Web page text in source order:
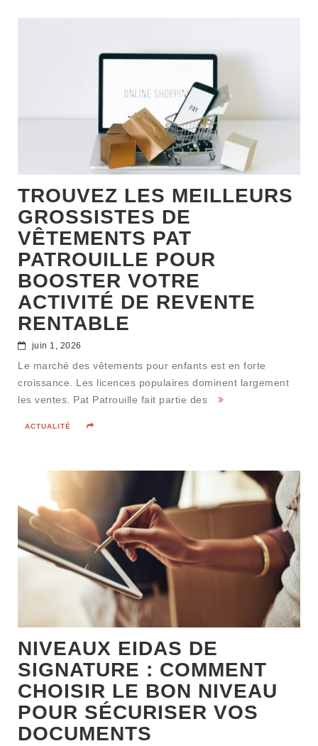
TROUVEZ LES MEILLEURS
GROSSISTES DE
VÊTEMENTS PAT
PATROUILLE POUR
BOOSTER VOTRE
ACTIVITÉ DE REVENTE
RENTABLE
juin 1, 2026
Le marché des vêtements pour enfants est en forte
croissance. Les licences populaires dominent largement
les ventes. Pat Patrouille fait partie des
ACTUALITÉ
NIVEAUX EIDAS DE
SIGNATURE : COMMENT
CHOISIR LE BON NIVEAU
POUR SÉCURISER VOS
DOCUMENTS